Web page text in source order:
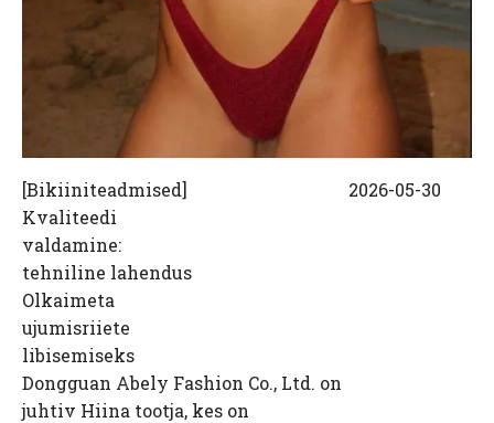
[Bikiiniteadmised]
Kvaliteedi
valdamine:
tehniline lahendus
Olkaimeta
ujumisriiete
libisemiseks
Dongguan Abely Fashion Co., Ltd. on
juhtiv Hiina tootja, kes on
2026-05-30